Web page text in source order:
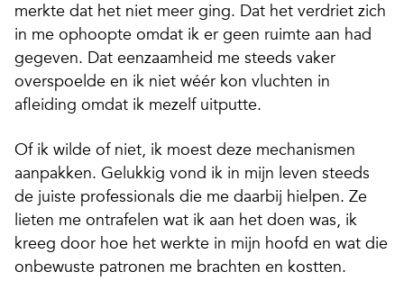
merkte dat het niet meer ging. Dat het verdriet zich
in me ophoopte omdat ik er geen ruimte aan had
gegeven. Dat eenzaamheid me steeds vaker
overspoelde en ik niet wéér kon vluchten in
afleiding omdat ik mezelf uitputte.
Of ik wilde of niet, ik moest deze mechanismen
aanpakken. Gelukkig vond ik in mijn leven steeds
de juiste professionals die me daarbij hielpen. Ze
lieten me ontrafelen wat ik aan het doen was, ik
kreeg door hoe het werkte in mijn hoofd en wat die
onbewuste patronen me brachten en kostten.